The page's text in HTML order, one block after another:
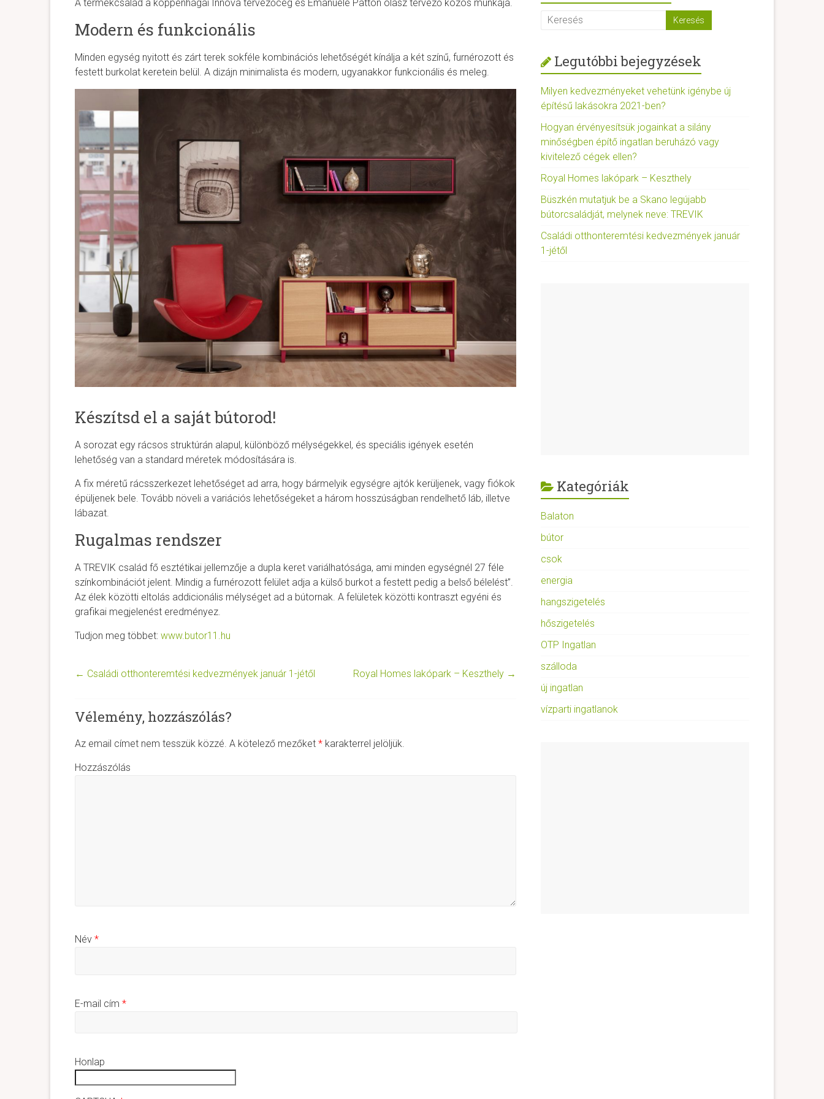
A termékcsalád a koppenhágai Innova tervezőcég és Emanuele Patton olasz tervező közös munkája.
Modern és funkcionális
Minden egység nyitott és zárt terek sokféle kombinációs lehetőségét kínálja a két színű, furnérozott és
festett burkolat keretein belül. A dizájn minimalista és modern, ugyanakkor funkcionális és meleg.
Készítsd el a saját bútorod!
A sorozat egy rácsos struktúrán alapul, különböző mélységekkel, és speciális igények esetén
lehetőség van a standard méretek módosítására is.
A fix méretű rácsszerkezet lehetőséget ad arra, hogy bármelyik egységre ajtók kerüljenek, vagy fiókok
épüljenek bele. Tovább növeli a variációs lehetőségeket a három hosszúságban rendelhető láb, illetve
lábazat.
Rugalmas rendszer
A TREVIK család fő esztétikai jellemzője a dupla keret variálhatósága, ami minden egységnél 27 féle
színkombinációt jelent. Mindig a furnérozott felület adja a külső burkot a festett pedig a belső bélelést”.
Az élek közötti eltolás addicionális mélységet ad a bútornak. A felületek közötti kontraszt egyéni és
grafikai megjelenést eredményez.
Tudjon meg többet: www.butor11.hu
← Családi otthonteremtési kedvezmények január 1-jétől Royal Homes lakópark – Keszthely →
Vélemény, hozzászólás?
Az email címet nem tesszük közzé. A kötelező mezőket * karakterrel jelöljük.
Hozzászólás
Név *
E-mail cím *
Honlap
Legutóbbi bejegyzések
Milyen kedvezményeket vehetünk igénybe új
építésű lakásokra 2021-ben?
Hogyan érvényesítsük jogainkat a silány
minőségben építő ingatlan beruházó vagy
kivitelező cégek ellen?
Royal Homes lakópark – Keszthely
Büszkén mutatjuk be a Skano legújabb
bútorcsaládját, melynek neve: TREVIK
Családi otthonteremtési kedvezmények január
1-jétől
Kategóriák
Balaton
bútor
csok
energia
hangszigetelés
hőszigetelés
OTP Ingatlan
szálloda
új ingatlan
vízparti ingatlanok